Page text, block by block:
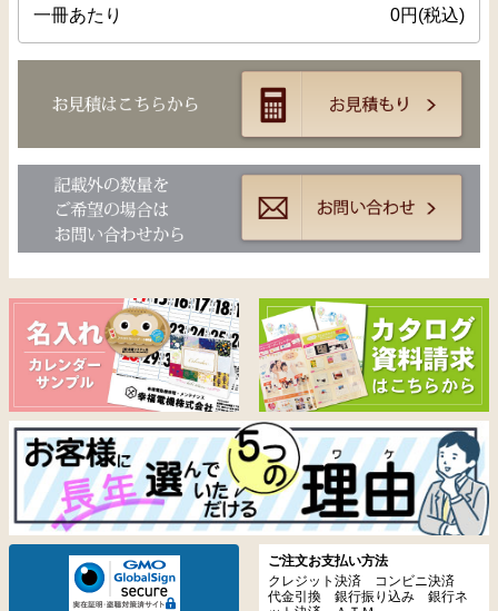
一冊あたり 0円(税込)
ご注文お支払い方法
クレジット決済 コンビニ決済
代金引換 銀行振り込み 銀行ネ